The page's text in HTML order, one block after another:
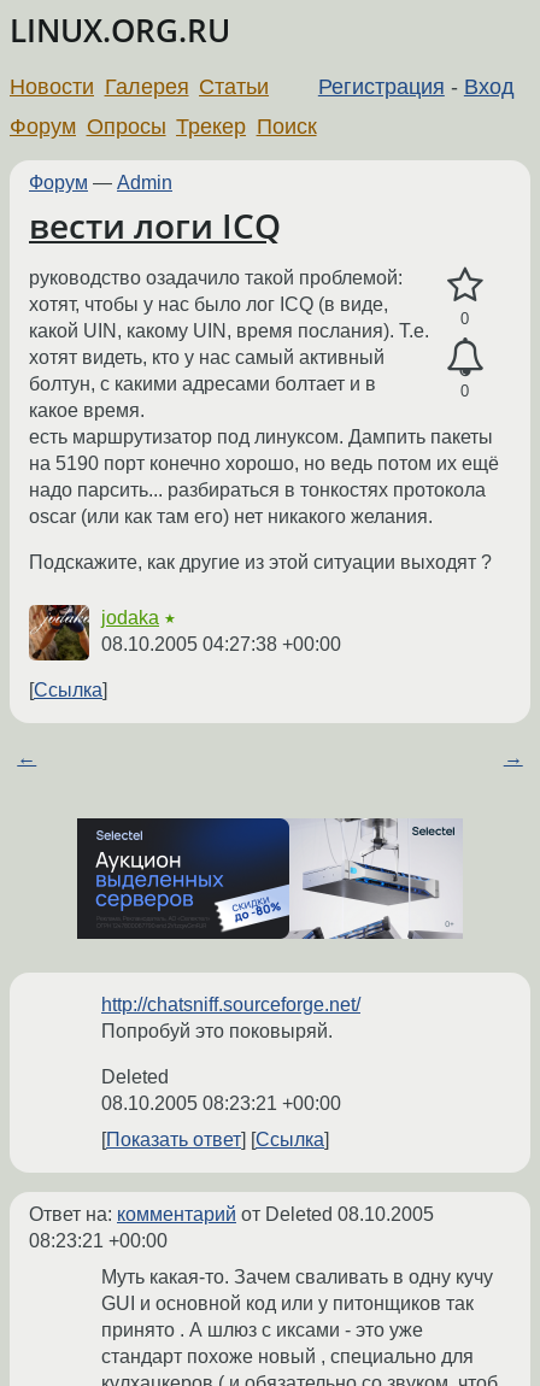
LINUX.ORG.RU
Регистрация - Вход
Новости Галерея Статьи
Форум Опросы Трекер Поиск
Форум — Admin
вести логи ICQ
0
0
руководство озадачило такой проблемой:
хотят, чтобы у нас было лог ICQ (в виде,
какой UIN, какому UIN, время послания). Т.е.
хотят видеть, кто у нас самый активный
болтун, с какими адресами болтает и в
какое время.
есть маршрутизатор под линуксом. Дампить пакеты
на 5190 порт конечно хорошо, но ведь потом их ещё
надо парсить... разбираться в тонкостях протокола
oscar (или как там его) нет никакого желания.
Подскажите, как другие из этой ситуации выходят ?
jodaka ★
08.10.2005 04:27:38 +00:00
Ссылка
← →
http://chatsniff.sourceforge.net/
Попробуй это поковыряй.
Deleted
08.10.2005 08:23:21 +00:00
Показать ответ
Ссылка
Ответ на: комментарий от Deleted 08.10.2005
08:23:21 +00:00
Муть какая-то. Зачем сваливать в одну кучу
GUI и основной код или у питонщиков так
принято . А шлюз с иксами - это уже
стандарт похоже новый , специально для